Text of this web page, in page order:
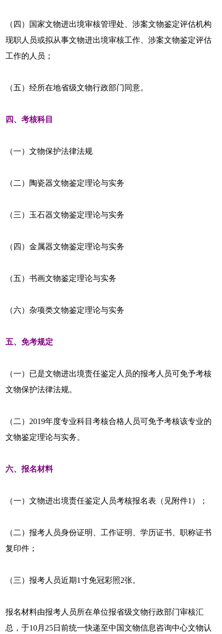
（四）国家文物进出境审核管理处、涉案文物鉴定评估机构
现职人员或拟从事文物进出境审核工作、涉案文物鉴定评估
工作的人员；
（五）经所在地省级文物行政部门同意。
四、考核科目
（一）文物保护法律法规
（二）陶瓷器文物鉴定理论与实务
（三）玉石器文物鉴定理论与实务
（四）金属器文物鉴定理论与实务
（五）书画文物鉴定理论与实务
（六）杂项类文物鉴定理论与实务
五、免考规定
（一）已是文物进出境责任鉴定人员的报考人员可免予考核
文物保护法律法规。
（二）2019年度专业科目考核合格人员可免予考核该专业的
文物鉴定理论与实务。
六、报名材料
（一）文物进出境责任鉴定人员考核报名表（见附件1）；
（二）报考人员身份证明、工作证明、学历证书、职称证书
复印件；
（三）报考人员近期1寸免冠彩照2张。
报名材料由报考人员所在单位报省级文物行政部门审核汇
总，于10月25日前统一快递至中国文物信息咨询中心文物认